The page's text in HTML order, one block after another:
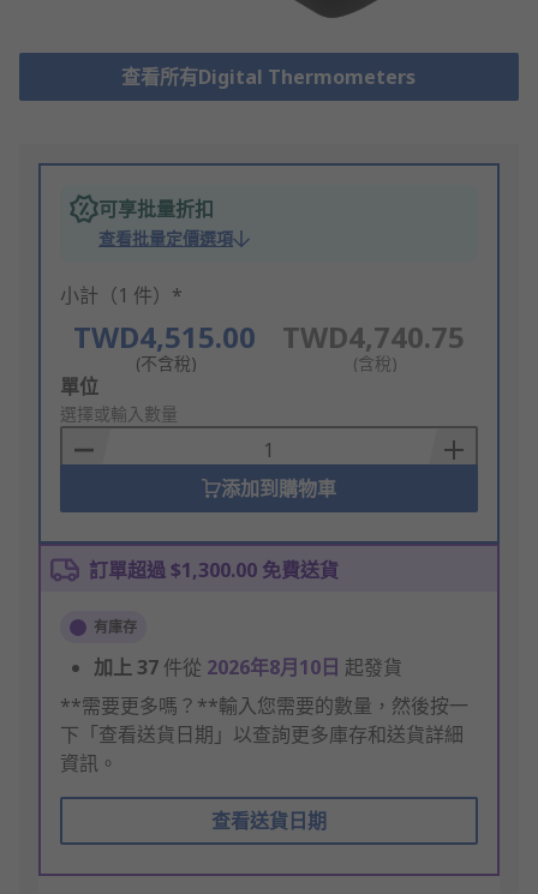
查看所有Digital Thermometers
可享批量折扣
查看批量定價選項
小計（1 件）*
TWD4,515.00
(不含稅)
TWD4,740.75
(含稅)
Add
to
Basket
單位
選擇或輸入數量
添加到購物車
訂單超過 $1,300.00 免費送貨
有庫存
加上37 件從 2026年8月10日 起發貨
**需要更多嗎？**輸入您需要的數量，然後按一
下「查看送貨日期」以查詢更多庫存和送貨詳細
資訊。
查看送貨日期